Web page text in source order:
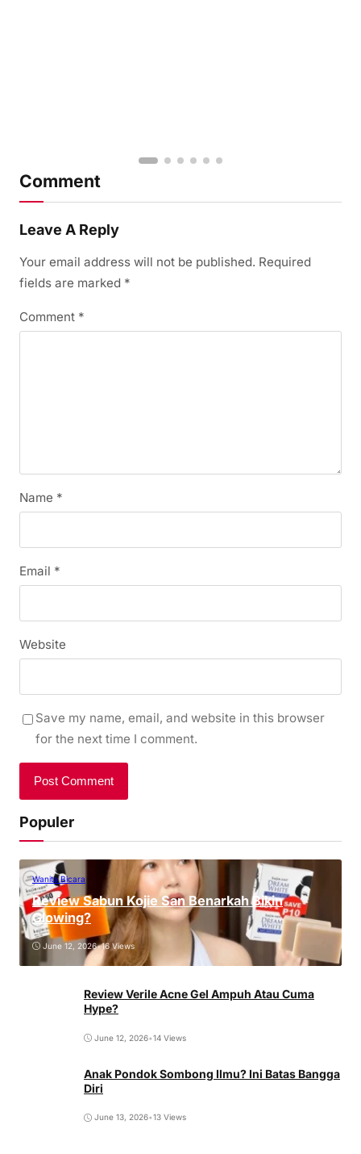
Comment
Leave A Reply
Your email address will not be published. Required
fields are marked *
Comment *
Name *
Email *
Website
Save my name, email, and website in this browser
for the next time I comment.
Populer
Wanita Bicara
Review Sabun Kojie San Benarkah Bikin
Glowing?
June 12, 2026•16 Views
Review Verile Acne Gel Ampuh Atau Cuma
Hype?
June 12, 2026•14 Views
Anak Pondok Sombong Ilmu? Ini Batas Bangga
Diri
June 13, 2026•13 Views